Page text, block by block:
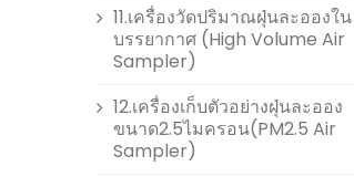
11.เครื่องวัดปริมาณฝุ่นละอองใน
บรรยากาศ (High Volume Air
Sampler)
12.เครื่องเก็บตัวอย่างฝุ่นละออง
ขนาด2.5ไมครอน(PM2.5 Air
Sampler)